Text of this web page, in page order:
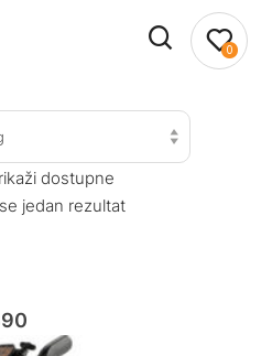
0
dostupne
jedan rezultat